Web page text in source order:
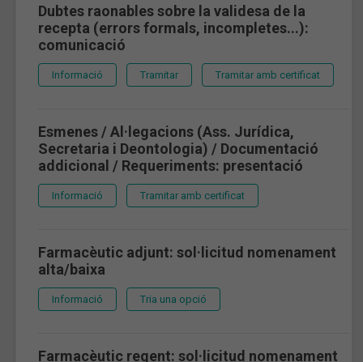
Dubtes raonables sobre la validesa de la
recepta (errors formals, incompletes...):
comunicació
Informació Tramitar Tramitar amb certificat
Esmenes / Al·legacions (Ass. Jurídica,
Secretaria i Deontologia) / Documentació
addicional / Requeriments: presentació
Informació Tramitar amb certificat
Farmacèutic adjunt: sol·licitud nomenament
alta/baixa
Informació Tria una opció
Farmacèutic regent: sol·licitud nomenament